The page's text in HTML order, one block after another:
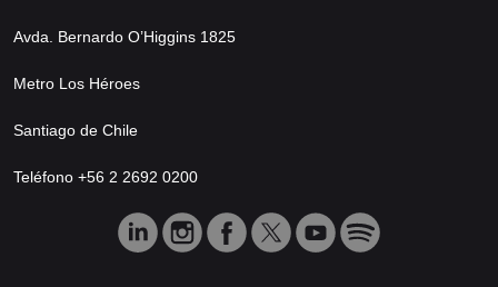
Avda. Bernardo O’Higgins 1825
Metro Los Héroes
Santiago de Chile
Teléfono +56 2 2692 0200